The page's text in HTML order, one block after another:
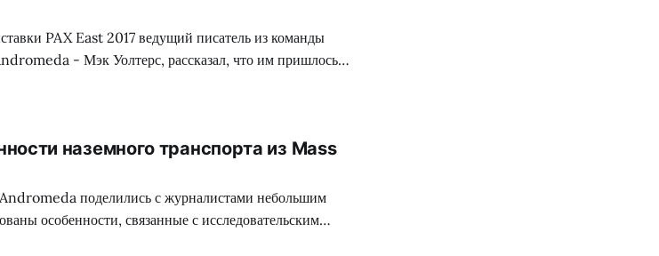
PAX East 2017 ведущий писатель из команды
- Мэк Уолтерс, рассказал, что им пришлось
персонажам, некоторые из которых даже не играют
наземного транспорта из Mass
поделились с журналистами небольшим
особенности, связанные с исследовательским
получил название «Nomad» или «Кочевник», что весьма